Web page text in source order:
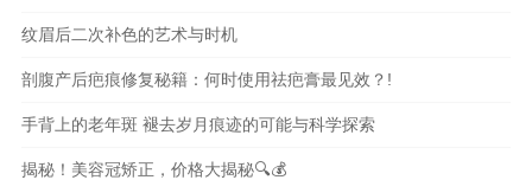
纹眉后二次补色的艺术与时机
剖腹产后疤痕修复秘籍：何时使用祛疤膏最见效？!
手背上的老年斑 褪去岁月痕迹的可能与科学探索
揭秘！美容冠矫正，价格大揭秘🔍💰